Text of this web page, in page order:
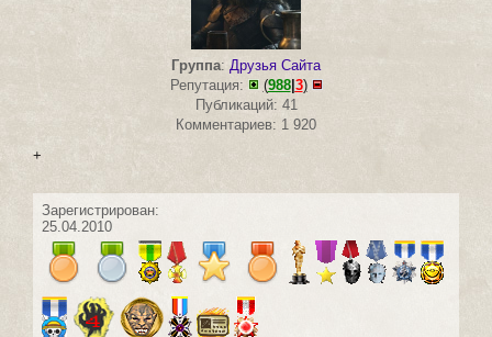
Группа: Друзья Сайта
Репутация:
(988| 3)
Публикаций: 41
Комментариев: 1 920
+
Зарегистрирован:
25.04.2010